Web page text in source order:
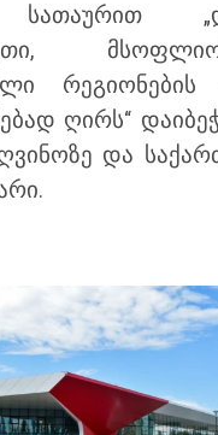
რეგიონების
ღირს“
და